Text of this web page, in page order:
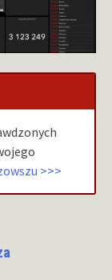
>>>